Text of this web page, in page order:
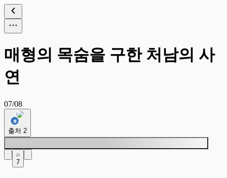
매형의 목숨을 구한 처남의 사
연
07/08
출처 2
7